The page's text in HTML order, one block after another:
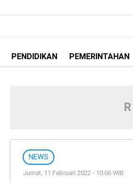
PENDIDIKAN PEMERINTAHAN
NEWS
Jumat, 11 Februari 2022 - 10:06 WIB